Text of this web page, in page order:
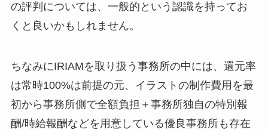
の評判については、一般的という認識を持ってお
くと良いかもしれません。
ちなみにIRIAMを取り扱う事務所の中には、還元率
は常時100%は前提の元、イラストの制作費用を最
初から事務所側で全額負担＋事務所独自の特別報
酬/時給報酬などを用意している優良事務所も存在